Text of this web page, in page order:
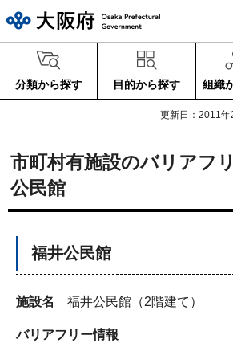
分類から探す 目的から探す 組織
更新日：2011年
市町村有施設のバリアフ
公民館
福井公民館
施設名 福井公民館（2階建て）
バリアフリー情報